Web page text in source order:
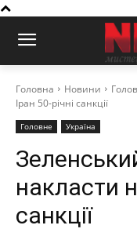
Головна Новини
Іран 50-річні санкції
Головне Україна
накласти
санкції